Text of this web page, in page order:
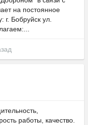
на постоянное
Бобруйск ул.
работы, качество.